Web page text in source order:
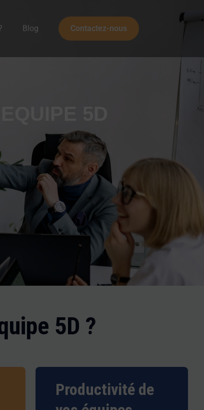
Blog Contactez-nous
5D
5D ?
Productivité de